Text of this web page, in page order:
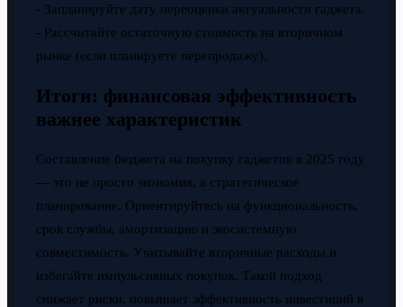
- Запланируйте дату переоценки актуальности гаджета.
- Рассчитайте остаточную стоимость на вторичном
рынке (если планируете перепродажу).
Итоги: финансовая эффективность
важнее характеристик
Составление бюджета на покупку гаджетов в 2025 году
— это не просто экономия, а стратегическое
планирование. Ориентируйтесь на функциональность,
срок службы, амортизацию и экосистемную
совместимость. Учитывайте вторичные расходы и
избегайте импульсивных покупок. Такой подход
снижает риски, повышает эффективность инвестиций в